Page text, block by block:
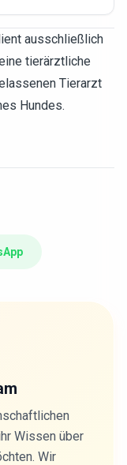
ausschließlich
tierärztliche
Tierarzt
Hundes.
Wissen über
Wir